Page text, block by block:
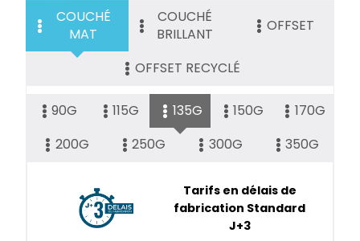
COUCHÉ
MAT
COUCHÉ
BRILLANT
OFFSET
OFFSET RECYCLÉ
90G 115G 135G 150G
170G
200G
250G 300G 350G
Tarifs en délais de
fabrication Standard
J+3